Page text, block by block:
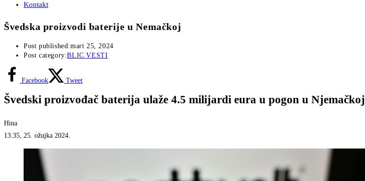
Kontakt
Švedska proizvodi baterije u Nemačkoj
Post published:mart 25, 2024
Post category:BLIC VESTI
Facebook Tweet
Švedski proizvođač baterija ulaže 4.5 milijardi eura u pogon u Njemačkoj
Hina
13:35, 25. ožujka 2024.